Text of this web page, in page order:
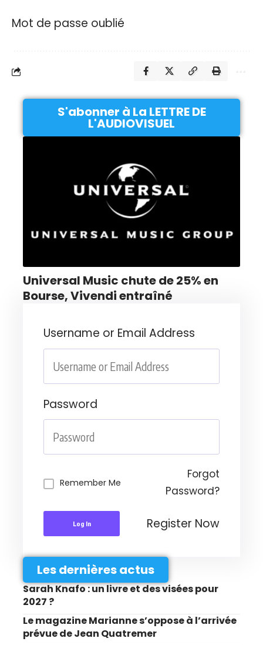
Mot de passe oublié
S'abonner à La LETTRE DE
L'AUDIOVISUEL
Universal Music chute de 25% en
Bourse, Vivendi entraîné
Username or Email Address
Password
Remember Me
Forgot
Password?
Log In Register Now
Les dernières actus
Sarah Knafo : un livre et des visées pour
2027 ?
Le magazine Marianne s’oppose à l’arrivée
prévue de Jean Quatremer